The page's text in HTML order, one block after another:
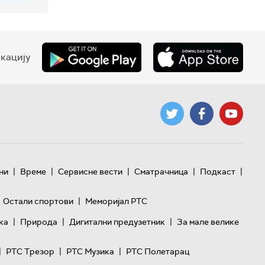
| Време | Сервисне вести | Сматрачница | Подкаст |
Остали спортови | Меморијал РТС
| Природа | Дигитални предузетник | За мале велике
| РТС Трезор | РТС Музика | РТС Полетарац